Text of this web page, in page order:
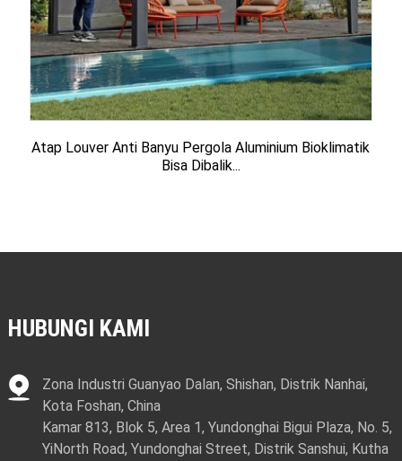
Atap Louver Anti Banyu Pergola Aluminium Bioklimatik
Bisa Dibalik...
HUBUNGI KAMI
Zona Industri Guanyao Dalan, Shishan, Distrik Nanhai,
Kota Foshan, China
Kamar 813, Blok 5, Area 1, Yundonghai Bigui Plaza, No. 5,
YiNorth Road, Yundonghai Street, Distrik Sanshui, Kutha